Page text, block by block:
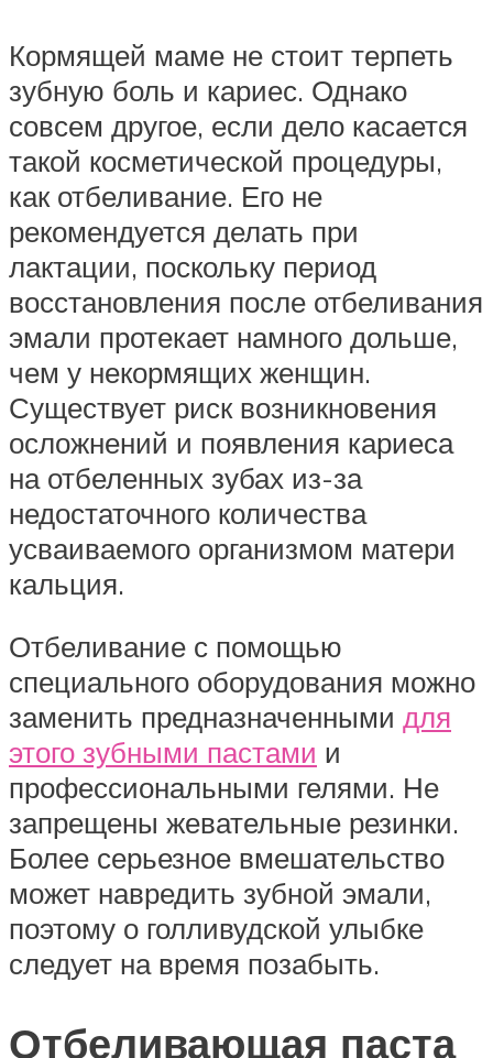
Кормящей маме не стоит терпеть
зубную боль и кариес. Однако
совсем другое, если дело касается
такой косметической процедуры,
как отбеливание. Его не
рекомендуется делать при
лактации, поскольку период
восстановления после отбеливания
эмали протекает намного дольше,
чем у некормящих женщин.
Существует риск возникновения
осложнений и появления кариеса
на отбеленных зубах из-за
недостаточного количества
усваиваемого организмом матери
кальция.
Отбеливание с помощью
специального оборудования можно
заменить предназначенными для
этого зубными пастами и
профессиональными гелями. Не
запрещены жевательные резинки.
Более серьезное вмешательство
может навредить зубной эмали,
поэтому о голливудской улыбке
следует на время позабыть.
Отбеливающая паста